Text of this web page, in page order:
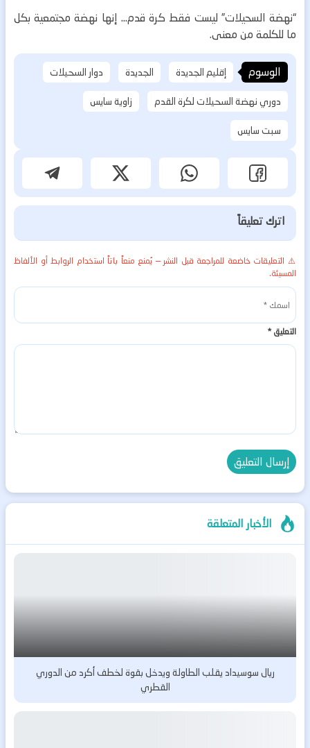
“نهضة السحيلات” ليست فقط كرة قدم… إنها نهضة مجتمعية بكل
ما للكلمة من معنى.
الوسوم إقليم الجديدة الجديدة
دوار السحيلات
دوري نهضة السحيلات لكرة القدم
زاوية سايس
سبت سايس
اترك تعليقاً
⚠️ التعليقات خاضعة للمراجعة قبل النشر — يُمنع منعاً باتاً استخدام الروابط أو الألفاظ
المسيئة.
التعليق*
الأخبار المتعلقة
ريال سوسيداد يقلب الطاولة ويدخل بقوة لخطف أكرد من الدوري
القطري